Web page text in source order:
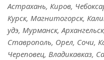
Астрахань, Киров,
Курск, Магнитогорск,
удэ, Мурманск,
Ставрополь, Орел, Сочи,
Череповец, Владикавказ,